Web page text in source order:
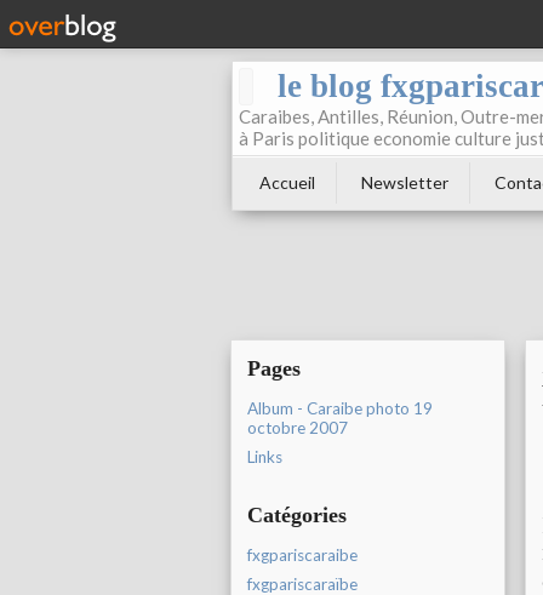
le blog
Caraibes, Antilles, Réunion, Outre-
à Paris politique economie culture
Accueil Newsletter
Pages
Album - Caraibe photo 19
octobre 2007
Links
Catégories
fxgpariscaraibe
fxgpariscaraïbe